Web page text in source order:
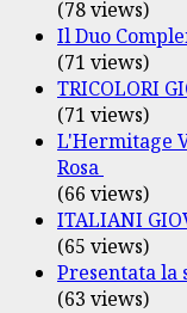
(78 views)
Il Duo
(71 views)
TRICOLORI
(71 views)
L'Hermitage
Rosa
(66 views)
ITALIANI
(65 views)
Presentata la
(63 views)